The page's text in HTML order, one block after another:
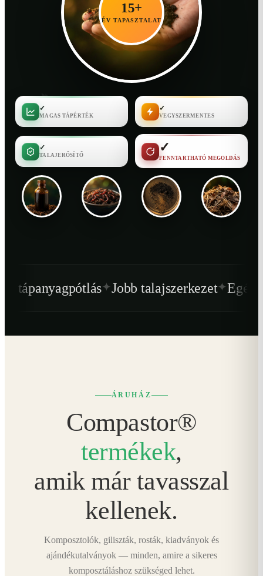
15+
ÉV TAPASZTALAT
✓
MAGAS TÁPÉRTÉK
✓
VEGYSZERMENTES
✓
TALAJERŐSÍTŐ
✓
FENNTARTHATÓ MEGOLDÁS
Jobb talajszerkezet✦Egészségesebb
ÁRUHÁZ
Compastor®
termékek,
amik már tavasszal
kellenek.
Komposztolók, giliszták, rosták, kiadványok és
ajándékutalványok — minden, amire a sikeres
komposztáláshoz szükséged lehet.